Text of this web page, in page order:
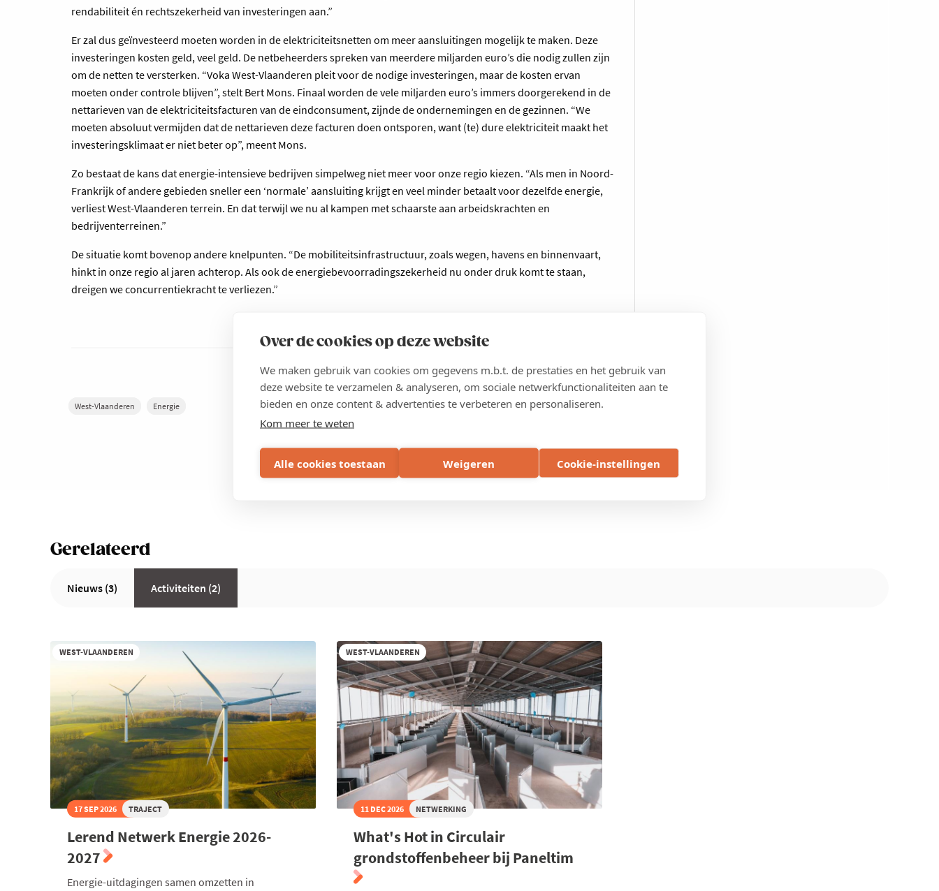
Over de cookies op deze website
We maken gebruik van cookies om gegevens m.b.t. de prestaties en het gebruik van
deze website te verzamelen & analyseren, om sociale netwerkfunctionaliteiten aan te
bieden en onze content & advertenties te verbeteren en personaliseren.
Kom meer te weten
Alle cookies toestaan Weigeren Cookie-instellingen
rendabiliteit én rechtszekerheid van investeringen aan.”
Er zal dus geïnvesteerd moeten worden in de elektriciteitsnetten om meer aansluitingen mogelijk te maken. Deze
investeringen kosten geld, veel geld. De netbeheerders spreken van meerdere miljarden euro’s die nodig zullen zijn
om de netten te versterken. “Voka West-Vlaanderen pleit voor de nodige investeringen, maar de kosten ervan
moeten onder controle blijven”, stelt Bert Mons. Finaal worden de vele miljarden euro’s immers doorgerekend in de
nettarieven van de elektriciteitsfacturen van de eindconsument, zijnde de ondernemingen en de gezinnen. “We
moeten absoluut vermijden dat de nettarieven deze facturen doen ontsporen, want (te) dure elektriciteit maakt het
investeringsklimaat er niet beter op”, meent Mons.
Zo bestaat de kans dat energie-intensieve bedrijven simpelweg niet meer voor onze regio kiezen. “Als men in Noord-
Frankrijk of andere gebieden sneller een ‘normale’ aansluiting krijgt en veel minder betaalt voor dezelfde energie,
verliest West-Vlaanderen terrein. En dat terwijl we nu al kampen met schaarste aan arbeidskrachten en
bedrijventerreinen.”
De situatie komt bovenop andere knelpunten. “De mobiliteitsinfrastructuur, zoals wegen, havens en binnenvaart,
hinkt in onze regio al jaren achterop. Als ook de energiebevoorradingszekerheid nu onder druk komt te staan,
dreigen we concurrentiekracht te verliezen.”
West-Vlaanderen Energie
Gerelateerd
Nieuws (3) Activiteiten (2)
WEST-VLAANDEREN
17 SEP 2026 TRAJECT
Lerend Netwerk Energie 2026-
2027
Energie-uitdagingen samen omzetten in
WEST-VLAANDEREN
11 DEC 2026 NETWERKING
What's Hot in Circulair
grondstoffenbeheer bij Paneltim